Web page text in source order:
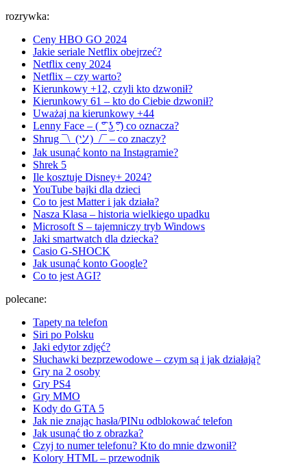
rozrywka:
Ceny HBO GO 2024
Jakie seriale Netflix obejrzeć?
Netflix ceny 2024
Netflix – czy warto?
Kierunkowy +12, czyli kto dzwonił?
Kierunkowy 61 – kto do Ciebie dzwonił?
Uważaj na kierunkowy +44
Lenny Face – ( ͡° ͜ʖ ͡°) co oznacza?
Shrug ¯\_(ツ)_/¯ – co znaczy?
Jak usunąć konto na Instagramie?
Shrek 5
Ile kosztuje Disney+ 2024?
YouTube bajki dla dzieci
Co to jest Matter i jak działa?
Nasza Klasa – historia wielkiego upadku
Microsoft S – tajemniczy tryb Windows
Jaki smartwatch dla dziecka?
Casio G-SHOCK
Jak usunąć konto Google?
Co to jest AGI?
polecane:
Tapety na telefon
Siri po Polsku
Jaki edytor zdjęć?
Słuchawki bezprzewodowe – czym są i jak działają?
Gry na 2 osoby
Gry PS4
Gry MMO
Kody do GTA 5
Jak nie znając hasła/PINu odblokować telefon
Jak usunąć tło z obrazka?
Czyj to numer telefonu? Kto do mnie dzwonił?
Kolory HTML – przewodnik